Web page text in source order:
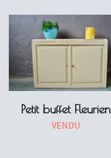
Petit buffet Fleurien
VENDU